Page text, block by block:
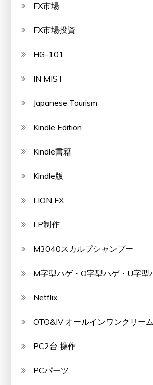
FX市場
FX市場投資
HG-101
IN MIST
Japanese Tourism
Kindle Edition
Kindle書籍
Kindle版
LION FX
LP制作
M3040スカルプシャンプー
M字型ハゲ・O字型ハゲ・U字型
Netflix
OTO&IV オールインワンクリーム
PC2台 操作
PCパーツ